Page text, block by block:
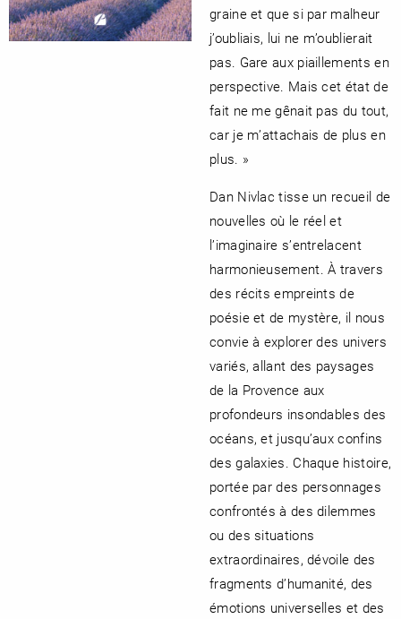
graine et que si par malheur
j’oubliais, lui ne m’oublierait
pas. Gare aux piaillements en
perspective. Mais cet état de
fait ne me gênait pas du tout,
car je m’attachais de plus en
plus. »
Dan Nivlac tisse un recueil de
nouvelles où le réel et
l’imaginaire s’entrelacent
harmonieusement. À travers
des récits empreints de
poésie et de mystère, il nous
convie à explorer des univers
variés, allant des paysages
de la Provence aux
profondeurs insondables des
océans, et jusqu’aux confins
des galaxies. Chaque histoire,
portée par des personnages
confrontés à des dilemmes
ou des situations
extraordinaires, dévoile des
fragments d’humanité, des
émotions universelles et des